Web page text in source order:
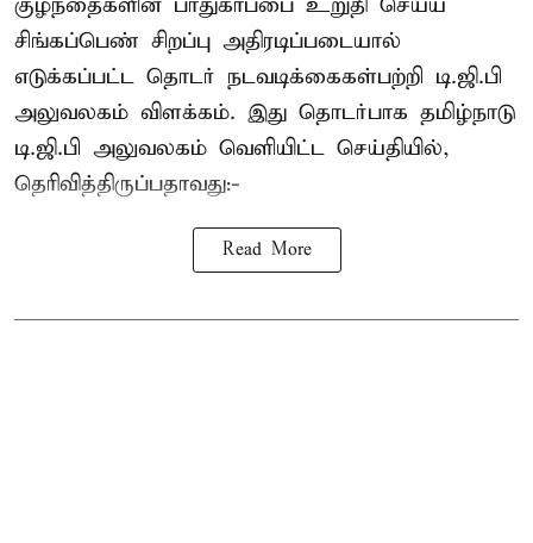
சிங்கப்பெண் சிறப்பு அதிரடிப்படையால்
எடுக்கப்பட்ட தொடர் நடவடிக்கைகள்பற்றி டி.ஜி.பி
அலுவலகம் விளக்கம். இது தொடர்பாக தமிழ்நாடு
டி.ஜி.பி அலுவலகம் வெளியிட்ட செய்தியில்,
தெரிவித்திருப்பதாவது:-
Read More